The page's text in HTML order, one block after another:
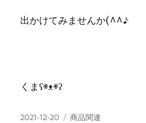
出かけてみませんか(^^♪
くまʕ◉ᴥ◉ʔ
投
2021-12-20
カ
商品関連